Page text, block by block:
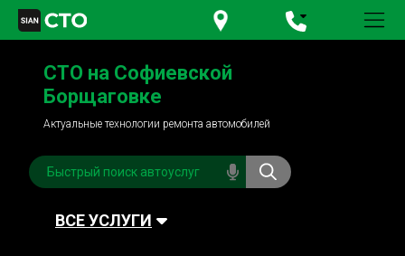
+380 95781-84-84
+380 98791-84-84
СТО на Софиевской
Борщаговке
Актуальные технологии ремонта автомобилей
ВСЕ УСЛУГИ